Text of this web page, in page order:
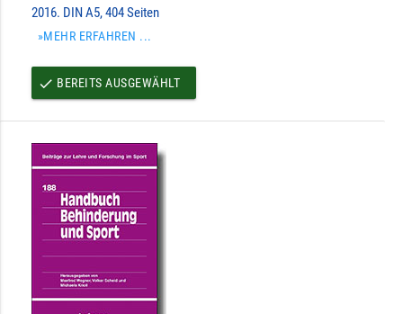
2016. DIN A5, 404 Seiten
»MEHR ERFAHREN ...
done BEREITS AUSGEWÄHLT